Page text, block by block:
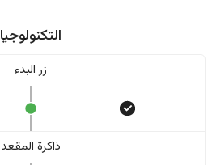
التكنولوجيا
زر البدء
ذاكرة المقعد